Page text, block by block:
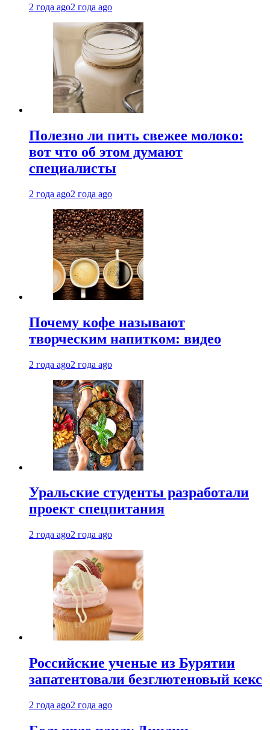
2 года ago2 года ago
Полезно ли пить свежее молоко:
вот что об этом думают
специалисты
2 года ago2 года ago
Почему кофе называют
творческим напитком: видео
2 года ago2 года ago
Уральские студенты разработали
проект спецпитания
2 года ago2 года ago
Российские ученые из Бурятии
запатентовали безглютеновый кекс
2 года ago2 года ago